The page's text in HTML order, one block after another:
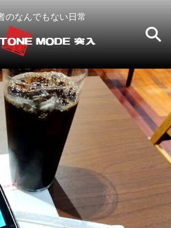
のなんでもない日常